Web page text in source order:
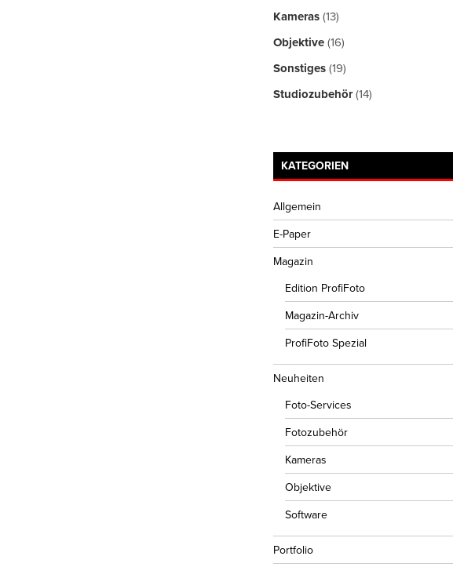
Kameras(13)
Objektive(16)
Sonstiges(19)
Studiozubehör(14)
KATEGORIEN
Allgemein
E-Paper
Magazin
Edition ProfiFoto
Magazin-Archiv
ProfiFoto Spezial
Neuheiten
Foto-Services
Fotozubehör
Kameras
Objektive
Software
Portfolio